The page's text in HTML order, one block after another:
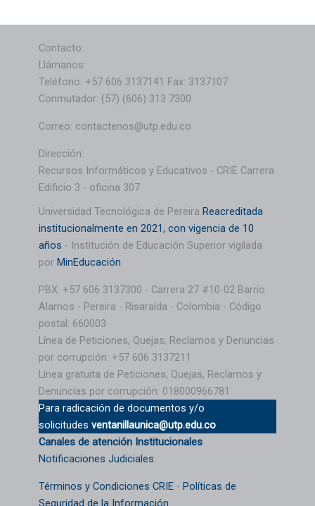
Contacto:
Llámanos:
Teléfono: +57 606 3137141 Fax: 3137107
Conmutador: (57) (606) 313 7300
Correo: contactenos@utp.edu.co
Dirección:
Recursos Informáticos y Educativos - CRIE Carrera
Edificio 3 - oficina 307
Universidad Tecnológica de Pereira Reacreditada
institucionalmente en 2021, con vigencia de 10
años - Institución de Educación Superior vigilada
por MinEducación
PBX: +57 606 3137300 - Carrera 27 #10-02 Barrio
Alamos - Pereira - Risaralda - Colombia - Código
postal: 660003
Línea de Peticiones, Quejas, Reclamos y Denuncias
por corrupción: +57 606 3137211
Línea gratuita de Peticiones, Quejas, Reclamos y
Denuncias por corrupción: 018000966781
Para radicación de documentos y/o
solicitudes ventanillaunica@utp.edu.co
Canales de atención Institucionales
Notificaciones Judiciales
Términos y Condiciones CRIE - Políticas de
Seguridad de la Información